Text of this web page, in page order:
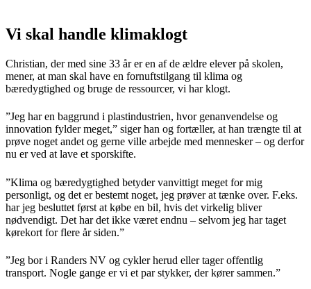
Vi skal handle klimaklogt
Christian, der med sine 33 år er en af de ældre elever på skolen,
mener, at man skal have en fornuftstilgang til klima og
bæredygtighed og bruge de ressourcer, vi har klogt.
”Jeg har en baggrund i plastindustrien, hvor genanvendelse og
innovation fylder meget,” siger han og fortæller, at han trængte til at
prøve noget andet og gerne ville arbejde med mennesker – og derfor
nu er ved at lave et sporskifte.
”Klima og bæredygtighed betyder vanvittigt meget for mig
personligt, og det er bestemt noget, jeg prøver at tænke over. F.eks.
har jeg besluttet først at købe en bil, hvis det virkelig bliver
nødvendigt. Det har det ikke været endnu – selvom jeg har taget
kørekort for flere år siden.”
”Jeg bor i Randers NV og cykler herud eller tager offentlig
transport. Nogle gange er vi et par stykker, der kører sammen.”